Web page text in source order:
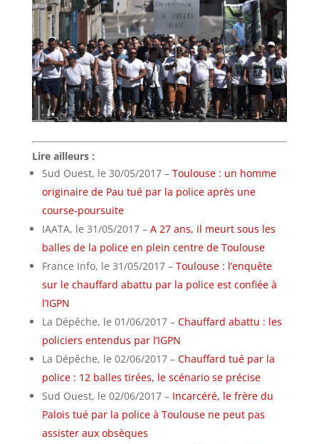
Lire ailleurs :
Sud Ouest, le 30/05/2017 – Toulouse : un homme
originaire de Pau tué par la police après une
course-poursuite
IAATA, le 31/05/2017 – A 27 ans, il meurt sous les
balles de la police en plein centre de Toulouse
France Info, le 31/05/2017 – Toulouse : l’enquête
sur le chauffard abattu par la police est confiée à
l’IGPN
La Dépêche, le 01/06/2017 – Chauffard abattu : les
policiers entendus par l’IGPN
La Dépêche, le 02/06/2017 – Chauffard tué par la
police : 12 balles tirées, le scénario se précise
Sud Ouest, le 02/06/2017 – Incarcéré, le frère du
Palois tué par la police à Toulouse ne peut pas
assister aux obsèques